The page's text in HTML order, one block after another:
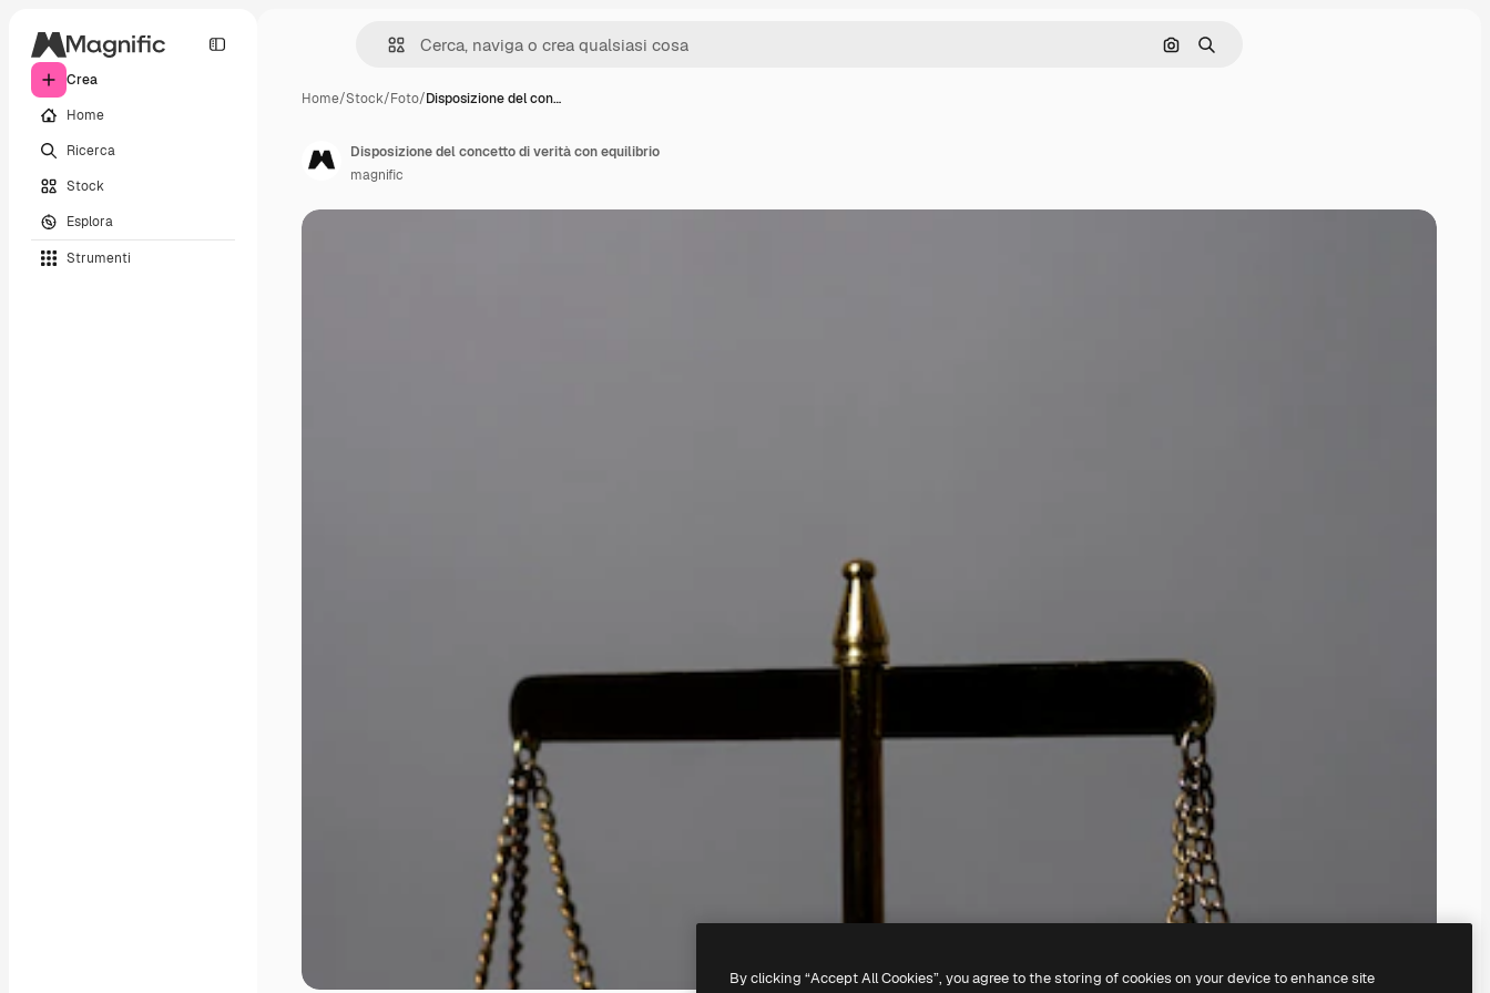
Crea
Home
Ricerca
Stock
Esplora
Strumenti
Cerca per immagine
Ricerca
Home/Stock/Foto/Disposizione del con…
Disposizione del concetto di verità con equilibrio
magnific
By clicking “Accept All Cookies”, you agree to the storing of cookies on your device to enhance site